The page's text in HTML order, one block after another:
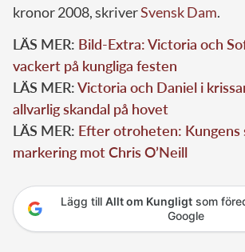
kronor 2008, skriverSvensk Dam.
LÄS MER: Bild-Extra: Victoria och
vackert på kungliga festen
LÄS MER:Victoria och Daniel i
allvarlig skandal på hovet
LÄS MER: Efter otroheten: Kungens
markering mot Chris O’Neill
Lägg till Allt om Kungligtsom
Google